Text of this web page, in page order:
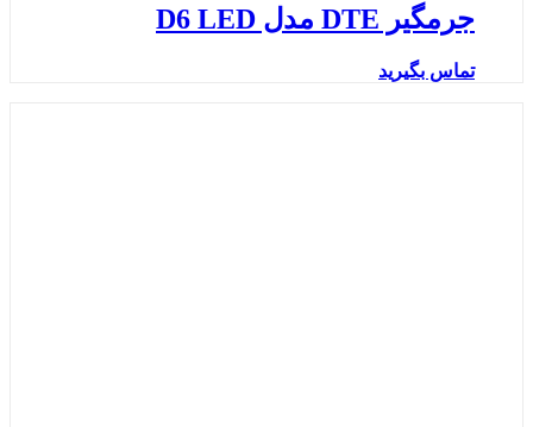
جرمگیر DTE مدل D6 LED
تماس بگیرید